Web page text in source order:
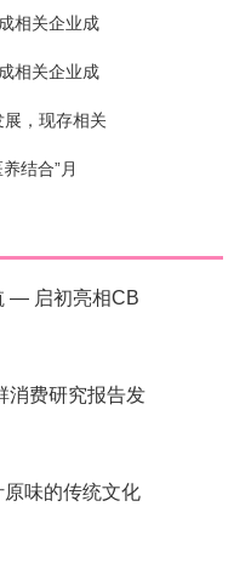
相关企业成
相关企业成
，现存相关
结合”月
— 启初亮相CB
消费研究报告发
味的传统文化